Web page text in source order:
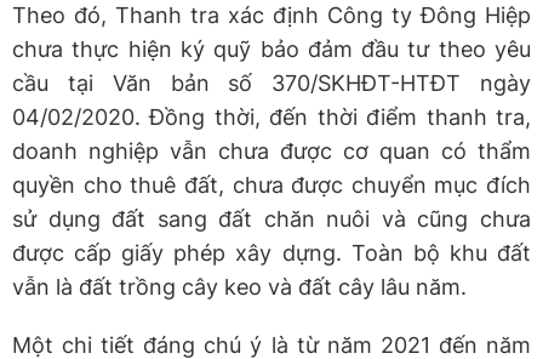
Theo đó, Thanh tra xác định Công ty Đông Hiệp
chưa thực hiện ký quỹ bảo đảm đầu tư theo yêu
cầu tại Văn bản số 370/SKHĐT-HTĐT ngày
04/02/2020. Đồng thời, đến thời điểm thanh tra,
doanh nghiệp vẫn chưa được cơ quan có thẩm
quyền cho thuê đất, chưa được chuyển mục đích
sử dụng đất sang đất chăn nuôi và cũng chưa
được cấp giấy phép xây dựng. Toàn bộ khu đất
vẫn là đất trồng cây keo và đất cây lâu năm.
Một chi tiết đáng chú ý là từ năm 2021 đến năm